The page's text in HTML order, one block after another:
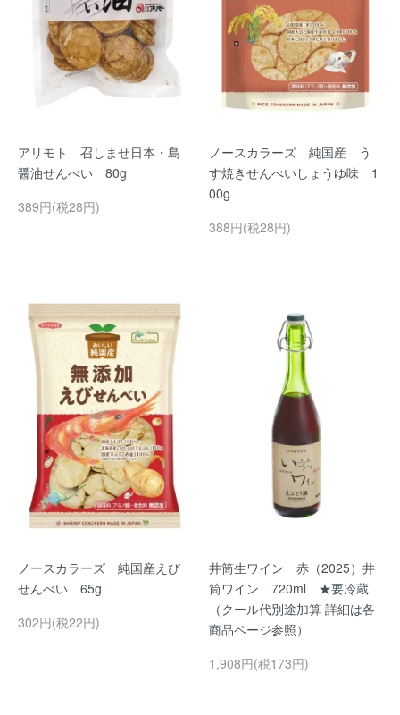
アリモト 召しませ日本・島
醤油せんべい 80g
389円(税28円)
ノースカラーズ 純国産 う
す焼きせんべいしょうゆ味 1
00g
388円(税28円)
ノースカラーズ 純国産えび
せんべい 65g
302円(税22円)
井筒生ワイン 赤（2025）井
筒ワイン 720ml ★要冷蔵
（クール代別途加算 詳細は各
商品ページ参照）
1,908円(税173円)